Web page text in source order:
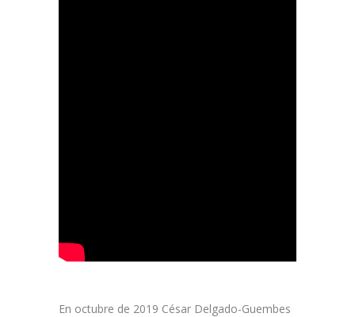
En octubre de 2019 César Delgado-Guembes